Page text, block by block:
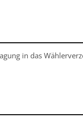
in das